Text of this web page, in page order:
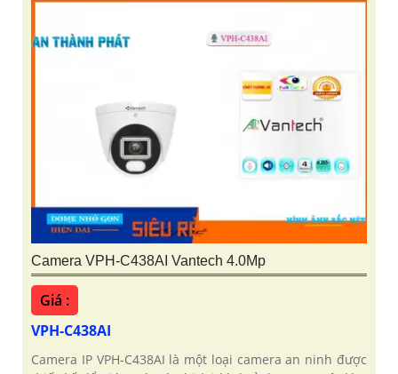
Camera VPH-C438AI Vantech 4.0Mp
Giá :
VPH-C438AI
Camera IP VPH-C438AI là một loại camera an ninh được